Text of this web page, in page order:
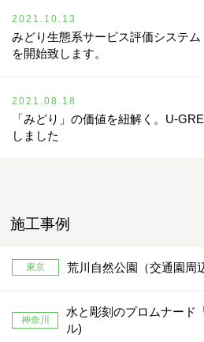
2021.10.13
みどり生態系サービス評価システ
を開始致します。
2021.08.18
「みどり」の価値を紐解く。U-
しました
施工事例
東京 荒川自然公園（交通園周
神奈川
水と彫刻のプロムナード
ル)